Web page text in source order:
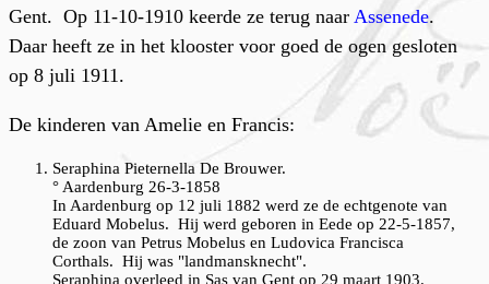
Gent. Op 11-10-1910 keerde ze terug naar Assenede.
Daar heeft ze in het klooster voor goed de ogen gesloten
op 8 juli 1911.
De kinderen van Amelie en Francis:
Seraphina Pieternella De Brouwer.
° Aardenburg 26-3-1858
In Aardenburg op 12 juli 1882 werd ze de echtgenote van
Eduard Mobelus. Hij werd geboren in Eede op 22-5-1857,
de zoon van Petrus Mobelus en Ludovica Francisca
Corthals. Hij was "landmansknecht".
Seraphina overleed in Sas van Gent op 29 maart 1903.